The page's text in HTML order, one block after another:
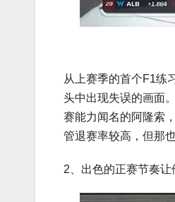
从上赛季的首个F1练
头中出现失误的画面
赛能力闻名的阿隆索
管退赛率较高，但那
2、出色的正赛节奏让